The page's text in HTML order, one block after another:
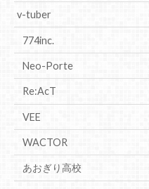
v-tuber
774inc.
Neo-Porte
Re:AcT
VEE
WACTOR
あおぎり高校